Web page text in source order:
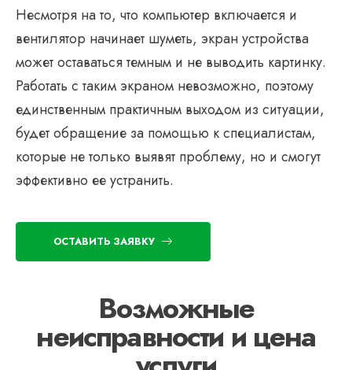
Несмотря на то, что компьютер включается и
вентилятор начинает шуметь, экран устройства
может оставаться темным и не выводить картинку.
Работать с таким экраном невозможно, поэтому
единственным практичным выходом из ситуации,
будет обращение за помощью к специалистам,
которые не только выявят проблему, но и смогут
эффективно ее устранить.
ОСТАВИТЬ ЗАЯВКУ
Возможные
неисправности и цена